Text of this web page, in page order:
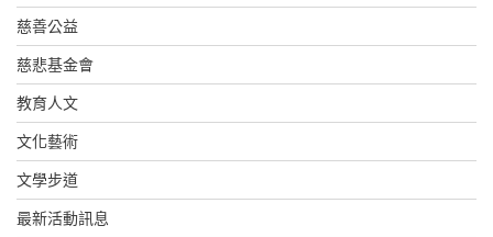
慈善公益
慈悲基金會
教育人文
文化藝術
文學步道
最新活動訊息